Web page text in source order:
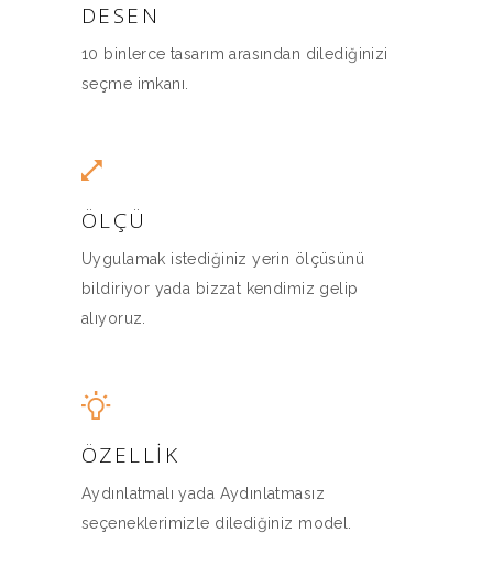
DESEN
10 binlerce tasarım arasından dilediğinizi
seçme imkanı.
ÖLÇÜ
Uygulamak istediğiniz yerin ölçüsünü
bildiriyor yada bizzat kendimiz gelip
alıyoruz.
ÖZELLIK
Aydınlatmalı yada Aydınlatmasız
seçeneklerimizle dilediğiniz model.